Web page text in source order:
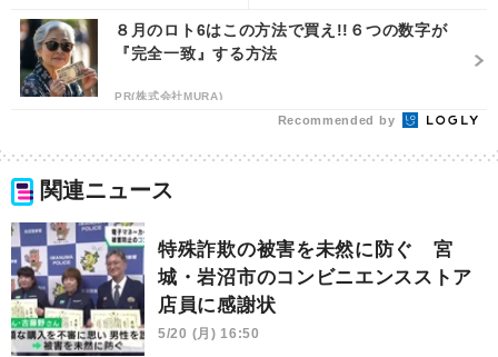
放送
８月のロト6はこの方法で買え!!６つの数字が
『完全一致』する方法
PR(株式会社MURA)
Recommended by
関連ニュース
特殊詐欺の被害を未然に防ぐ 宮
城・岩沼市のコンビニエンスストア
店員に感謝状
5/20 (月) 16:50